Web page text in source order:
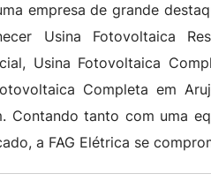
empresa de grande
Usina Fotovoltaica
Usina Fotovoltaica
Completa em
Contando tanto com uma
a FAG Elétrica se